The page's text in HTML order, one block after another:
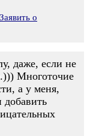
Заявить о
даже, если не
Многоточие
а у меня,